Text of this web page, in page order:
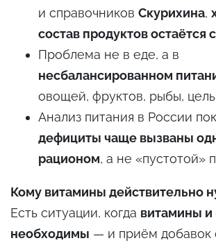
и справочников Скурихина,
состав продуктов остаётся
Проблема не в еде, а в
несбалансированном
овощей, фруктов, рыбы,
Анализ питания в России
дефициты чаще вызваны
рационом, а не «пустотой»
Кому витамины действительно
Есть ситуации, когда витамины
необходимы — и приём добавок